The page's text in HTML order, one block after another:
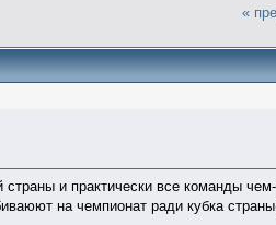
«
и практически все команды
на чемпионат ради кубка